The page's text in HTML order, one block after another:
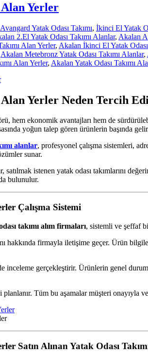
Alan Yerler
Avangard Yatak Odası Takımı, İkinci El Yatak
2.El Yatak Odası Takımı Alanlar, Akalan
Alan Yerler, Akalan İkinci El Yatak
Akalan Metebronz Yatak Odası Takımı Alanlar,
Alan Yerler, Akalan Yatak Odası Takımı
Alan Yerler Neden Tercih
hem ekonomik avantajları hem de
yoğun talep gören ürünlerin başında
alanlar, profesyonel çalışma sistemleri,
sunar.
istenen yatak odası takımlarını
bulunulur.
Çalışma Sistemi
takımı alım firmaları, sistemli ve şeffaf
hakkında firmayla iletişime geçer. Ürün
inceleme gerçekleştirir. Ürünlerin genel
planlanır. Tüm bu aşamalar müşteri onayıyla
Satın Alınan Yatak Odası